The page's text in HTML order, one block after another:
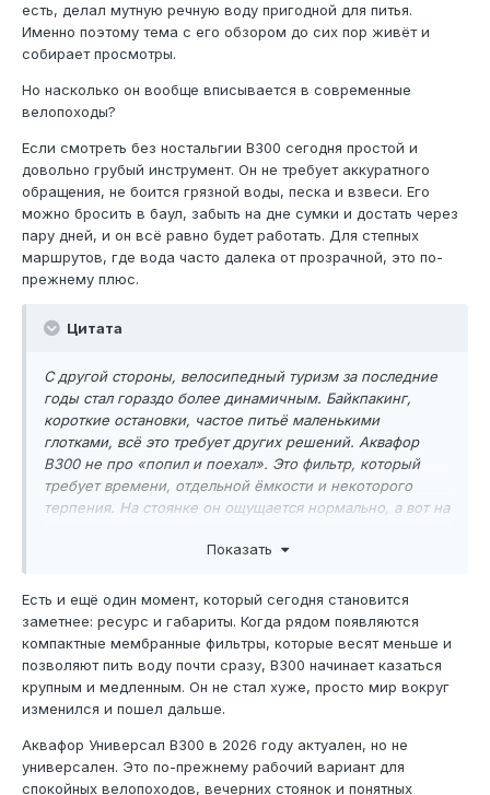
есть, делал мутную речную воду пригодной для питья.
Именно поэтому тема с его обзором до сих пор живёт и
собирает просмотры.
Но насколько он вообще вписывается в современные
велопоходы?
Если смотреть без ностальгии В300 сегодня простой и
довольно грубый инструмент. Он не требует аккуратного
обращения, не боится грязной воды, песка и взвеси. Его
можно бросить в баул, забыть на дне сумки и достать через
пару дней, и он всё равно будет работать. Для степных
маршрутов, где вода часто далека от прозрачной, это по-
прежнему плюс.
Цитата
С другой стороны, велосипедный туризм за последние
годы стал гораздо более динамичным. Байкпакинг,
короткие остановки, частое питьё маленькими
глотками, всё это требует других решений. Аквафор
В300 не про «попил и поехал». Это фильтр, который
требует времени, отдельной ёмкости и некоторого
терпения. На стоянке он ощущается нормально, а вот на
Показать
Есть и ещё один момент, который сегодня становится
заметнее: ресурс и габариты. Когда рядом появляются
компактные мембранные фильтры, которые весят меньше и
позволяют пить воду почти сразу, В300 начинает казаться
крупным и медленным. Он не стал хуже, просто мир вокруг
изменился и пошел дальше.
Аквафор Универсал В300 в 2026 году актуален, но не
универсален. Это по-прежнему рабочий вариант для
спокойных велопоходов, вечерних стоянок и понятных